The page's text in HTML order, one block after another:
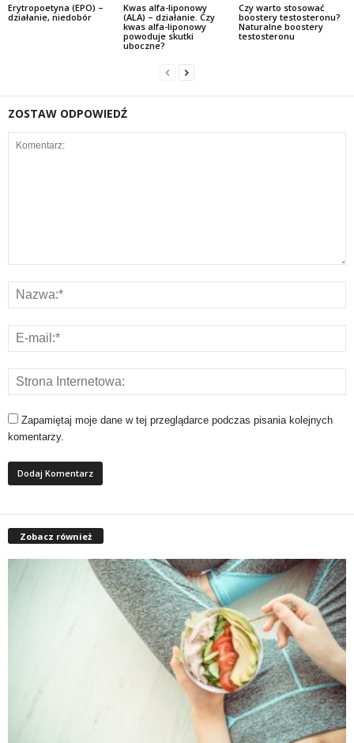
Erytropoetyna (EPO) –
działanie, niedobór
Kwas alfa-liponowy
(ALA) – działanie. Czy
kwas alfa-liponowy
powoduje skutki
uboczne?
Czy warto stosować
boostery testosteronu?
Naturalne boostery
testosteronu
ZOSTAW ODPOWIEDŹ
Zapamiętaj moje dane w tej przeglądarce podczas pisania kolejnych
komentarzy.
Zobacz również